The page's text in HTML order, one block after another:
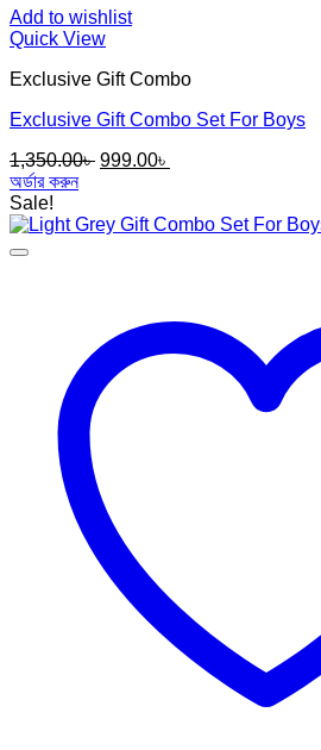
Add to wishlist
Quick View
Exclusive Gift Combo
Exclusive Gift Combo Set For Boys
1,350.00৳ Original
1,350.00৳ .
999.00৳
999.00৳ .
অর্ডার করুন
Sale!